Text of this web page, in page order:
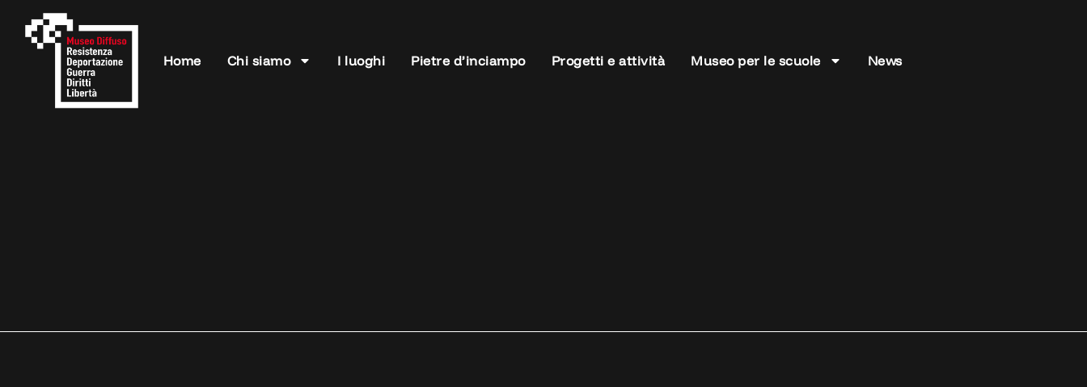
Home Chi siamo I luoghi Pietre d’inciampo Progetti e attività Museo per le scuole News